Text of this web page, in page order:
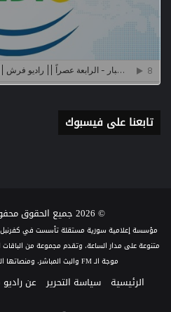
تابعنا على فيسبوك
© 2026 جميع الحقوق محفوظة لفرش أون لاين
متنوعة على مدار الساعة، وتقدم مجموعة من الباقات
موجة الـ FM والبث المباشر، ومنصاتها المختلفة على السوشيال ميديا.
الرئيسية سياسة التحرير عن